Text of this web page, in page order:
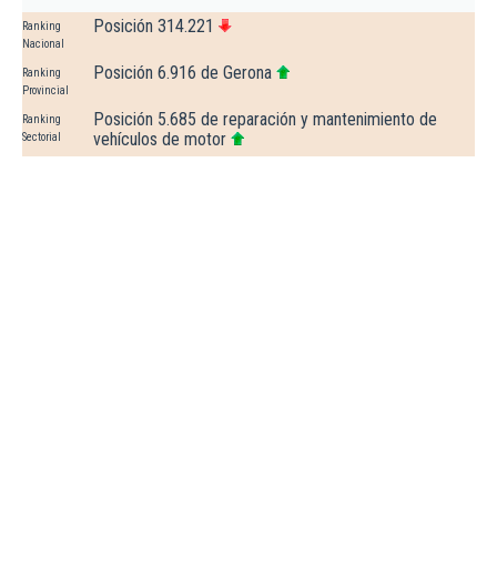
Ranking
Nacional
Posición 314.221
Ranking
Provincial
Posición 6.916 de Gerona
Ranking
Sectorial
Posición 5.685 de reparación y mantenimiento de
vehículos de motor